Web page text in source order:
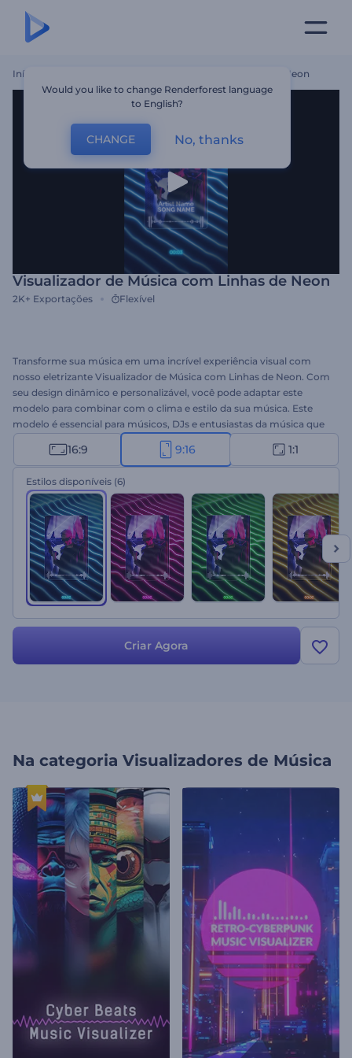
Início Visualizador De Música Com Linhas De Neon
Visualizador de Música com Linhas de Neon
2K+ Exportações Flexível
Transforme sua música em uma incrível experiência visual com
nosso eletrizante Visualizador de Música com Linhas de Neon. Com
seu design dinâmico e personalizável, você pode adaptar este
modelo para combinar com o clima e estilo da sua música. Este
modelo é essencial para músicos, DJs e entusiastas da música que
desejam levar sua experiência musical para o próximo nível. Faça o
upload da faixa musical, digite o nome do artista e prepare-se para
deixar um impacto duradouro em seu público. Crie agora e permita
que as linhas de neon deem vida à sua música!
16:9 9:16 1:1
Estilos disponíveis (6)
Criar Agora
Na categoria Visualizadores de Música
Would you like to change Renderforest language
to English?
CHANGE No, thanks